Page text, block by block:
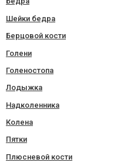
Шейки бедра
Берцовой кости
Голени
Голеностопа
Лодыжка
Надколенника
Колена
Пятки
Плюсневой кости